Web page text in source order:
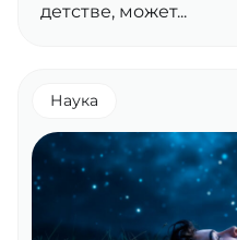
детстве, может...
Наука